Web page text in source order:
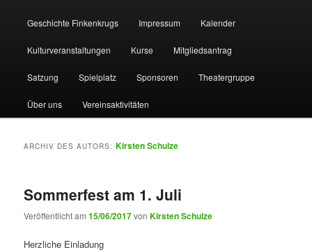
Geschichte Finkenkrugs Impressum Kalender
Kulturveranstaltungen Kurse Mitgliedsantrag
Satzung Spielplatz Sponsoren Theatergruppe
Über uns Vereinsaktivitäten
ARCHIV DES AUTORS:Kirsten Schulze
Sommerfest am 1. Juli
Veröffentlicht am15/06/2017vonKirsten Schulze
Herzliche Einladung